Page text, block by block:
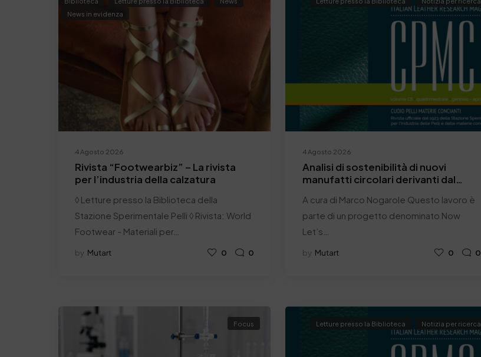
4 Agosto 2026
News in evidenza
Rivista “Footwearbiz” – La rivista
per l’industria della calzatura
◊ Letture presso la Biblioteca della
Stazione Sperimentale Pelli ◊ Rivista: World
Footwear - Materiali per…
by Mutart 0 0
4 Agosto 2026
Analisi di sostenibilità di nuovi
manufatti circolari derivanti dal
A cura di Marco Nogarole Questo lavoro è
parte di un progetto denominato Now
Let’s…
by Mutart 0 0
Focus Letture presso la Biblioteca Notizia per ricerca